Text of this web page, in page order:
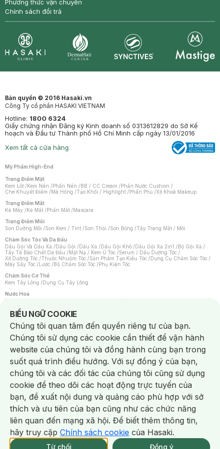
NowFree 2H Giao Nhanh Miễn Phí 2H Xem chi tiết
Mua online
Phương thức vận chuyển
Chính sách đổi trả
Bản quyền © 2016 Hasaki.vn
Công Ty cổ phần HASAKI VIETNAM
Hotline: 1800 6324
Giấy chứng nhận Đăng ký Kinh doanh số 0313612829 do Sở Kế
hoạch và Đầu tư Thành phố Hồ Chí Minh cấp ngày 13/01/2016
Xem tất cả cửa hàng
Mỹ Phẩm High-End
Trang Điểm Mặt
Kem Lót /Kem Nền /Phấn Nền /BB / CC Cream /Phấn Nước Cushion /
Che Khuyết Điểm /Má Hồng /Tạo Khối / Highlight /Phấn Phủ /Xịt Khoá Makeup
Trang Điểm Mắt
Kẻ Mày /Kẻ Mắt /Phấn Mắt /Mascara
Trang Điểm Môi
Son Dưỡng Môi /Son Kem / Tint /Son Thỏi /Son Bóng /Tẩy Trang Mắt / Môi
Chăm Sóc Tóc Và Da Đầu
Dầu Gội Và Dầu Xả /Dầu Gội /Dầu Xả /Dầu Gội Khô /Dầu Gội Xả 2in1 /Bộ Gội Xả /
Tẩy Tế Bào Chết Da Đầu /Mặt Nạ / Kem Ủ Tóc /Serum / Dầu Dưỡng Tóc /
Xịt Dưỡng Tóc /Thuốc Nhuộm Tóc /Sản Phẩm Tạo Kiểu Tóc /Dụng Cụ Chăm Sóc Tóc /
Máy Sấy Tóc /Lược /Bộ Chăm Sóc Tóc /Phụ Kiện Tóc
Chăm Sóc Cơ Thể
Kem Tẩy Lông /Dụng Cụ Tẩy Lông
Nước Hoa
Nước Hoa Nữ
Chăm Sóc Cá Nhân
Chống Muỗi /Khẩu Trang /Máy Massage/Mặt Nạ Xông Hơi /Nước Rửa Tay/
Sản Phẩm Chăm Sóc Khác /Bàn Chải Đánh Răng /Bàn Chải Điện/
Hỗ Trợ Trắng Răng/Kem Đánh Răng /Máy Tăm Nước/ Nước Súc Miệng/
Tăm / Chỉ Nha Khoa/ Xịt Thơm Miệng / Dung Dịch Vệ Sinh/Dưỡng Vùng Kín/
Khăn Ướt Vệ Sinh Vùng Kín/Băng Vệ Sinh/Tampon/Bọt Cạo Râu /Dao Cạo Râu/
Máy Cạo Râu
Vấn Đề Về Da
Da Dầu / Lỗ Chân Lông To/ Da Khô / Mất Nước/ Da Lão Hóa/ Da Mụn/
Da Nhạy Cảm / Kích Ứng
Da Xỉn Màu Thâm / Nám / Tàn Nhang
Quầng Thâm & Bọng Mắt /Sẹo /Viêm Da Cơ Địa
Dụng Cụ / Phụ Kiện Chăm Sóc Da
Bông Tẩy Trang
Khăn Lau Mặt Khô Dụng Cụ / Máy Rửa Mặt Máy Chăm Sóc Da
Dụng Cụ Chăm Sóc Khác
BIỂU NGỮ COOKIE
Notice about cookies usage
Chúng tôi quan tâm đến quyền riêng tư của bạn.
Chúng tôi sử dụng các cookie cần thiết để vận hành
website của chúng tôi và đồng hành cùng bạn trong
suốt quá trình điều hướng. Với sự đồng ý của bạn,
chúng tôi và các đối tác của chúng tôi cũng sử dụng
cookie để theo dõi các hoạt động trực tuyến của
bạn, đề xuất nội dung và quảng cáo phù hợp với sở
thích và ưu tiên của bạn cũng như các chức năng
liên quan đến mạng xã hội. Để biết thêm thông tin,
hãy truy cập Chính sách cookie của Hasaki.
Từ chối Đồng ý